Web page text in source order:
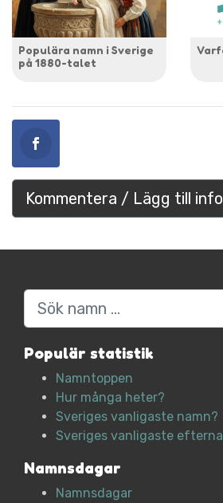
Populära namn i Sverige
på 1880-talet
Kommentera / Lägg till info
Sök
Populär statistik
Namntoppen
Hur många heter?
Sveriges vanligaste namn?
Sveriges vanligaste
Namnsdagar
Namnsdagar